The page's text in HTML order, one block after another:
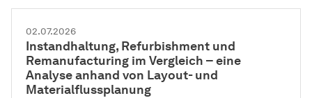
02.07.2026
Instandhaltung, Refurbishment und
Remanufacturing im Vergleich – eine
Analyse anhand von Layout- und
Materialflussplanung